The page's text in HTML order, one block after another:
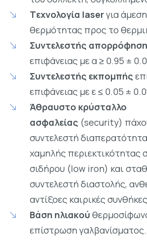
Tεχνολογία laserγια
θερμότητας προς το
Συντελεστής
επιφάνειας με α ≥ 0.95 ±
Συντελεστής εκπομπής
επιφάνειας με ε ≤ 0.05 ±
Άθραυστο κρύσταλλο
ασφαλείας (security)
συντελεστή
χαμηλής περιεκτικότητας
σιδήρου (low iron) και
συντελεστή διαστολής,
αντίξοες καιρικές συνθήκες
Βάση ηλιακού
επίστρωση γαλβανίσματος.